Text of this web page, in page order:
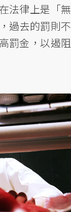
法律上是「無
過去的罰則不
罰金，以遏阻